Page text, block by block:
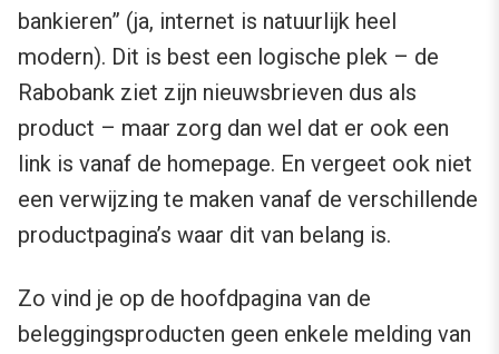
bankieren” (ja, internet is natuurlijk heel
modern). Dit is best een logische plek – de
Rabobank ziet zijn nieuwsbrieven dus als
product – maar zorg dan wel dat er ook een
link is vanaf de homepage. En vergeet ook niet
een verwijzing te maken vanaf de verschillende
productpagina’s waar dit van belang is.
Zo vind je op de hoofdpagina van de
beleggingsproducten geen enkele melding van